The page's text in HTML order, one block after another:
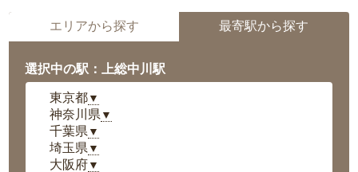
エリアから探す 最寄駅から探す
選択中の駅：上総中川駅
東京都▼
神奈川県 ▼
千葉県 ▼
埼玉県 ▼
大阪府▼